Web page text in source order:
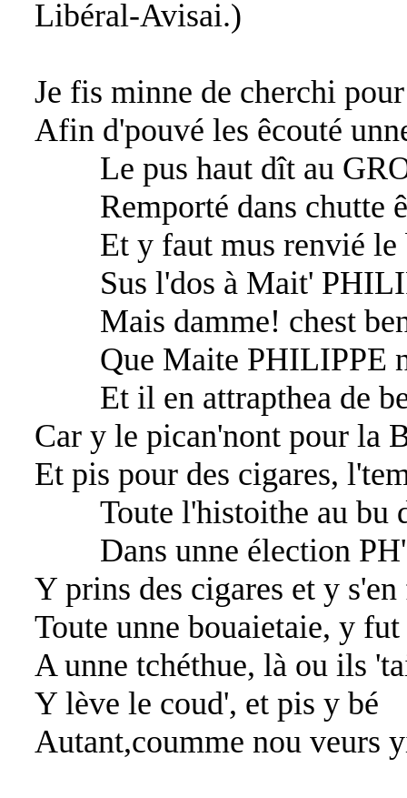
Libéral-Avisai.)
Je fis minne de cherchi
Afin d'pouvé les êcouté
Le pus haut dît au
Remporté dans chutte
Et y faut mus renvié le
Sus l'dos à Mait'
Mais damme! chest
Que Maite PHILIPPE
Et il en attrapthea de
Car y le pican'nont pour la
Et pis pour des cigares,
Toute l'histoithe au bu
Dans unne élection
Y prins des cigares et y
Toute unne bouaietaie, y
A unne tchéthue, là ou ils
Y lève le coud', et pis y bé
Autant,coumme nou veurs